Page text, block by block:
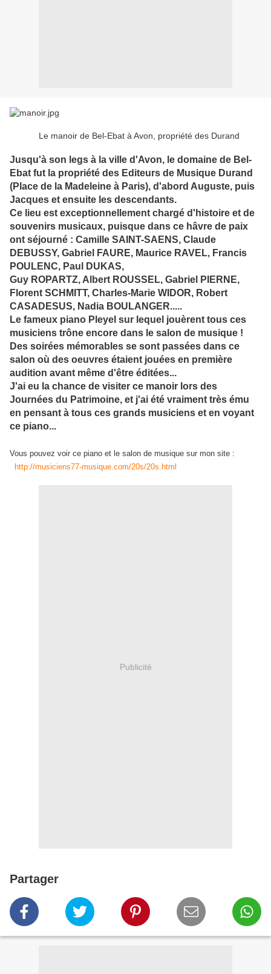
Le manoir de Bel-Ebat à Avon, propriété des Durand
Jusqu'à son legs à la ville d'Avon, le domaine de Bel-
Ebat fut la propriété des Editeurs de Musique Durand
(Place de la Madeleine à Paris), d'abord Auguste, puis
Jacques et ensuite les descendants.
Ce lieu est exceptionnellement chargé d'histoire et de
souvenirs musicaux, puisque dans ce hâvre de paix
ont séjourné : Camille SAINT-SAENS, Claude
DEBUSSY, Gabriel FAURE, Maurice RAVEL, Francis
POULENC, Paul DUKAS,
Guy ROPARTZ, Albert ROUSSEL, Gabriel PIERNE,
Florent SCHMITT, Charles-Marie WIDOR, Robert
CASADESUS, Nadia BOULANGER.....
Le fameux piano Pleyel sur lequel jouèrent tous ces
musiciens trône encore dans le salon de musique !
Des soirées mémorables se sont passées dans ce
salon où des oeuvres étaient jouées en première
audition avant même d'être éditées...
J'ai eu la chance de visiter ce manoir lors des
Journées du Patrimoine, et j'ai été vraiment très ému
en pensant à tous ces grands musiciens et en voyant
ce piano...
Vous pouvez voir ce piano et le salon de musique sur mon site :
http://musiciens77-musique.com/20s/20s.html
Publicité
Partager